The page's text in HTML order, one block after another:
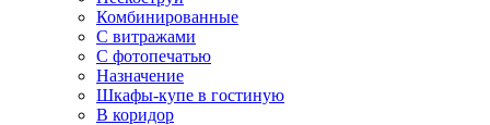
Комбинированные
С витражами
С фотопечатью
Назначение
Шкафы-купе в гостиную
В коридор